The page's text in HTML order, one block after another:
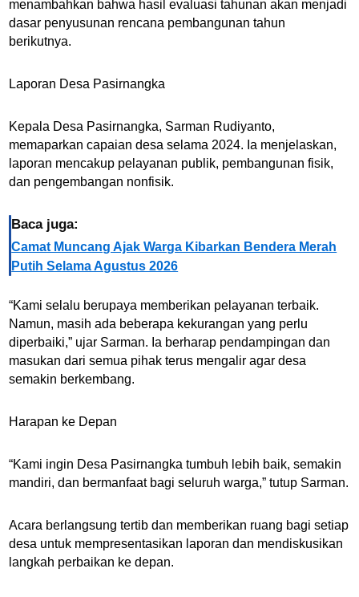
menambahkan bahwa hasil evaluasi tahunan akan menjadi
dasar penyusunan rencana pembangunan tahun
berikutnya.
Laporan Desa Pasirnangka
Kepala Desa Pasirnangka, Sarman Rudiyanto,
memaparkan capaian desa selama 2024. Ia menjelaskan,
laporan mencakup pelayanan publik, pembangunan fisik,
dan pengembangan nonfisik.
Baca juga:
Camat Muncang Ajak Warga Kibarkan Bendera Merah
Putih Selama Agustus 2026
“Kami selalu berupaya memberikan pelayanan terbaik.
Namun, masih ada beberapa kekurangan yang perlu
diperbaiki,” ujar Sarman. Ia berharap pendampingan dan
masukan dari semua pihak terus mengalir agar desa
semakin berkembang.
Harapan ke Depan
“Kami ingin Desa Pasirnangka tumbuh lebih baik, semakin
mandiri, dan bermanfaat bagi seluruh warga,” tutup Sarman.
Acara berlangsung tertib dan memberikan ruang bagi setiap
desa untuk mempresentasikan laporan dan mendiskusikan
langkah perbaikan ke depan.